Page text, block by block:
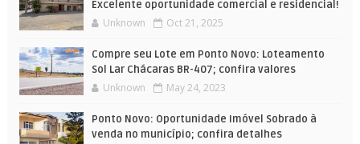
Excelente oportunidade comercial e residencial!
Unknown Oct 21, 2025
Compre seu Lote em Ponto Novo: Loteamento
Sol Lar Chácaras BR-407; confira valores
Unknown May 24, 2023
Ponto Novo: Oportunidade Imóvel Sobrado à
venda no município; confira detalhes